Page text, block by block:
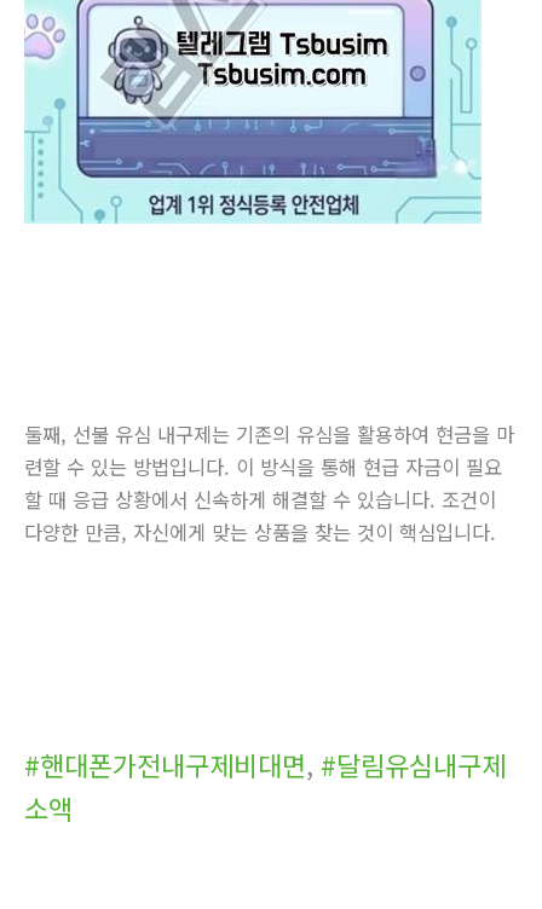
둘째, 선불 유심 내구제는 기존의 유심을 활용하여 현금을 마
련할 수 있는 방법입니다. 이 방식을 통해 현급 자금이 필요
할 때 응급 상황에서 신속하게 해결할 수 있습니다. 조건이
다양한 만큼, 자신에게 맞는 상품을 찾는 것이 핵심입니다.
#핸대폰가전내구제비대면, #달림유심내구제
소액